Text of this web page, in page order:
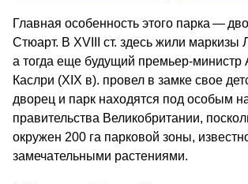
Главная особенность этого парка —
Стюарт. В XVIII ст. здесь жили маркизы
а тогда еще будущий премьер-министр
Каслри (XIX в). провел в замке свое
дворец и парк находятся под особым
правительства Великобритании,
окружен 200 га парковой зоны,
замечательными растениями.